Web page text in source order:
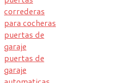
correderas
para cocheras
puertas de
garaje
puertas de
garaje